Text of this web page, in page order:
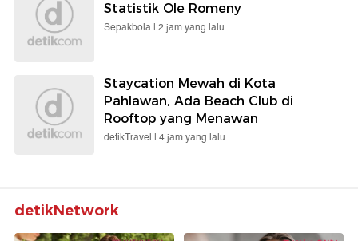
Statistik Ole Romeny
Sepakbola | 2 jam yang lalu
Staycation Mewah di Kota
Pahlawan, Ada Beach Club di
Rooftop yang Menawan
detikTravel | 4 jam yang lalu
detikNetwork